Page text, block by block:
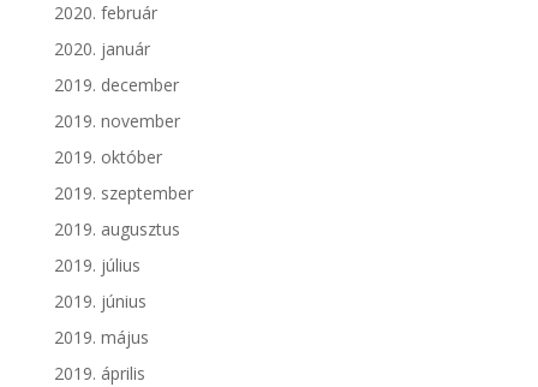
2020. február
2020. január
2019. december
2019. november
2019. október
2019. szeptember
2019. augusztus
2019. július
2019. június
2019. május
2019. április